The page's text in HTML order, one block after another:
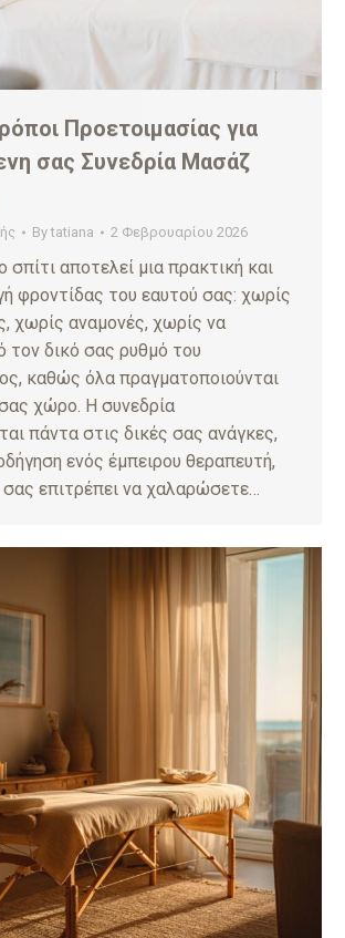
Προετοιμασίας για
σας Συνεδρία Μασάζ
Bytatiana 2 Φεβρουαρίου 2026
αποτελεί μια πρακτική και
φροντίδας του εαυτού σας: χωρίς
χωρίς αναμονές, χωρίς να
τον δικό σας ρυθμό του
καθώς όλα πραγματοποιούνται
χώρο. Η συνεδρία
πάντα στις δικές σας ανάγκες,
ενός έμπειρου θεραπευτή,
επιτρέπει να χαλαρώσετε…